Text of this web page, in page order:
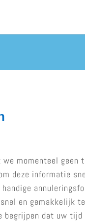
momenteel geen
deze informatie
en gemakkelijk
begrijpen dat uw